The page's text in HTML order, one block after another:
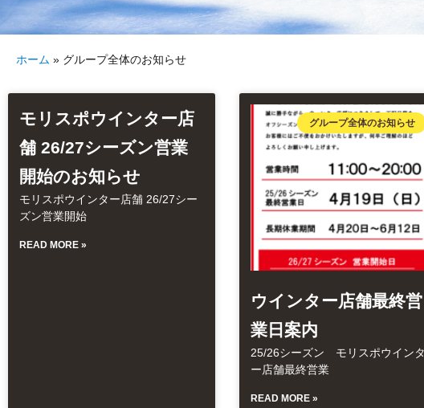
ホーム » グループ全体のお知らせ
モリスポウインター店
舗 26/27シーズン営業
開始のお知らせ
モリスポウインター店舗 26/27シー
ズン営業開始
READ MORE »
グループ全体のお知らせ
ウインター店舗最終営
業日案内
25/26シーズン モリスポウインタ
ー店舗最終営業
READ MORE »